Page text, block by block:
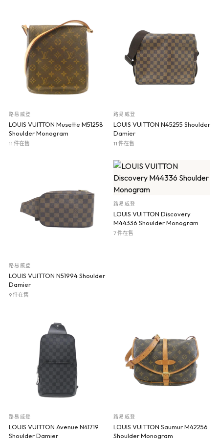
路易威登
LOUIS VUITTON Musette M51258
Shoulder Monogram
11 件在售
路易威登
LOUIS VUITTON N45255 Shoulder
Damier
11 件在售
路易威登
LOUIS VUITTON N51994 Shoulder
Damier
9 件在售
路易威登
LOUIS VUITTON Discovery
M44336 Shoulder Monogram
7 件在售
路易威登
LOUIS VUITTON Avenue N41719
Shoulder Damier
路易威登
LOUIS VUITTON Saumur M42256
Shoulder Monogram